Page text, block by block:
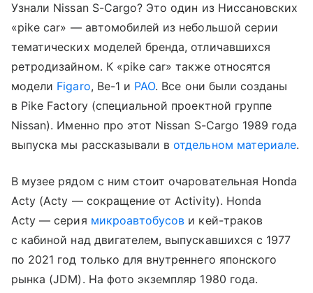
Узнали Nissan S-Cargo? Это один из Ниссановских
«pike car» — автомобилей из небольшой серии
тематических моделей бренда, отличавшихся
ретродизайном. К «pike car» также относятся
модели Figaro, Be-1 и PAO. Все они были созданы
в Pike Factory (специальной проектной группе
Nissan). Именно про этот Nissan S-Cargo 1989 года
выпуска мы рассказывали вотдельном материале.
В музее рядом с ним стоит очаровательная Honda
Acty (Acty — сокращение от Activity). Honda
Acty — серия микроавтобусов и кей-траков
с кабиной над двигателем, выпускавшихся с 1977
по 2021 год только для внутреннего японского
рынка (JDM). На фото экземпляр 1980 года.